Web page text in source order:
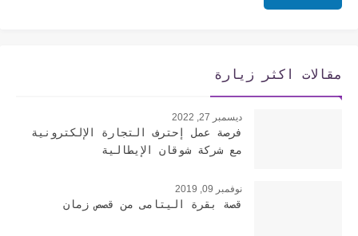
مقالات اكثر زيارة
ديسمبر 27, 2022
فرصة عمل إحترف التجارة الإلكترونية
مع شركة شوقان الإيطالية
نوفمبر 09, 2019
قصة بقرة اليتامى من قصص زمان